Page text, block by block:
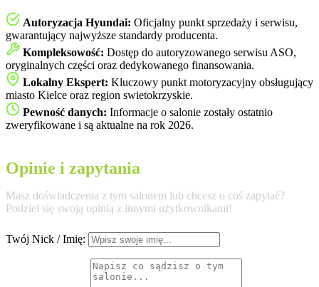
Autoryzacja Hyundai: Oficjalny punkt sprzedaży i serwisu,
gwarantujący najwyższe standardy producenta.
Kompleksowość: Dostęp do autoryzowanego serwisu ASO,
oryginalnych części oraz dedykowanego finansowania.
Lokalny Ekspert: Kluczowy punkt motoryzacyjny obsługujący
miasto Kielce oraz region swietokrzyskie.
Pewność danych: Informacje o salonie zostały ostatnio
zweryfikowane i są aktualne na rok 2026.
Opinie i zapytania
Masz doświadczenia z tym salonem lub chcesz o coś zapytać?
Podziel się swoją opinią z innymi użytkownikami!
Twój Nick / Imię: